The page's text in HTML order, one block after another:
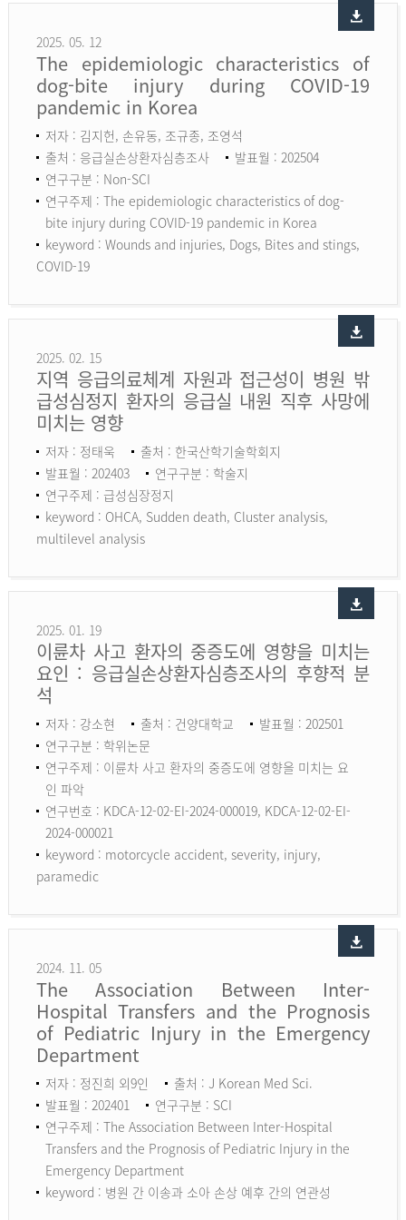
2025. 05. 12
The epidemiologic characteristics of
dog-bite injury during COVID-19
pandemic in Korea
저자 : 김지헌, 손유동, 조규종, 조영석
출처 : 응급실손상환자심층조사
발표월 : 202504
연구구분 : Non-SCI
연구주제 : The epidemiologic characteristics of dog-
bite injury during COVID-19 pandemic in Korea
keyword : Wounds and injuries, Dogs, Bites and stings,
COVID-19
2025. 02. 15
지역 응급의료체계 자원과 접근성이 병원 밖
급성심정지 환자의 응급실 내원 직후 사망에
미치는 영향
저자 : 정태욱
출처 : 한국산학기술학회지
발표월 : 202403
연구구분 : 학술지
연구주제 : 급성심장정지
keyword : OHCA, Sudden death, Cluster analysis,
multilevel analysis
2025. 01. 19
이륜차 사고 환자의 중증도에 영향을 미치는
요인 : 응급실손상환자심층조사의 후향적 분
석
저자 : 강소현 출처 : 건양대학교
발표월 : 202501
연구구분 : 학위논문
연구주제 : 이륜차 사고 환자의 중증도에 영향을 미치는 요
인 파악
연구번호 : KDCA-12-02-EI-2024-000019, KDCA-12-02-EI-
2024-000021
keyword : motorcycle accident, severity, injury,
paramedic
2024. 11. 05
The Association Between Inter-
Hospital Transfers and the Prognosis
of Pediatric Injury in the Emergency
Department
저자 : 정진희 외9인
출처 : J Korean Med Sci.
발표월 : 202401
연구구분 : SCI
연구주제 : The Association Between Inter-Hospital
Transfers and the Prognosis of Pediatric Injury in the
Emergency Department
keyword : 병원 간 이송과 소아 손상 예후 간의 연관성